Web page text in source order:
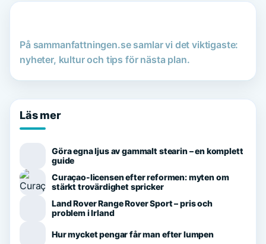
På sammanfattningen.se samlar vi det viktigaste:
nyheter, kultur och tips för nästa plan.
Läs mer
Göra egna ljus av gammalt stearin – en komplett
guide
Curaçao-licensen efter reformen: myten om
stärkt trovärdighet spricker
Land Rover Range Rover Sport – pris och
problem i Irland
Hur mycket pengar får man efter lumpen